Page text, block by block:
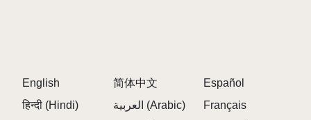
うん、モバイルブラウザでフル機能が使えるから
どこでも楽しめる。
English 简体中文
Español
हिन्दी (Hindi)
العربية (Arabic)
Français